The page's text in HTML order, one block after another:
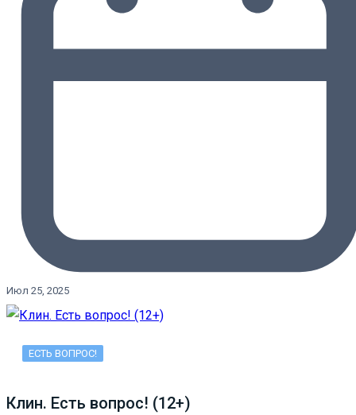
Июл 25, 2025
ЕСТЬ ВОПРОС!
Клин. Есть вопрос! (12+)